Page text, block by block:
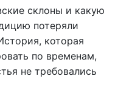
склоны и какую
потеряли
которая
по временам,
не требовались